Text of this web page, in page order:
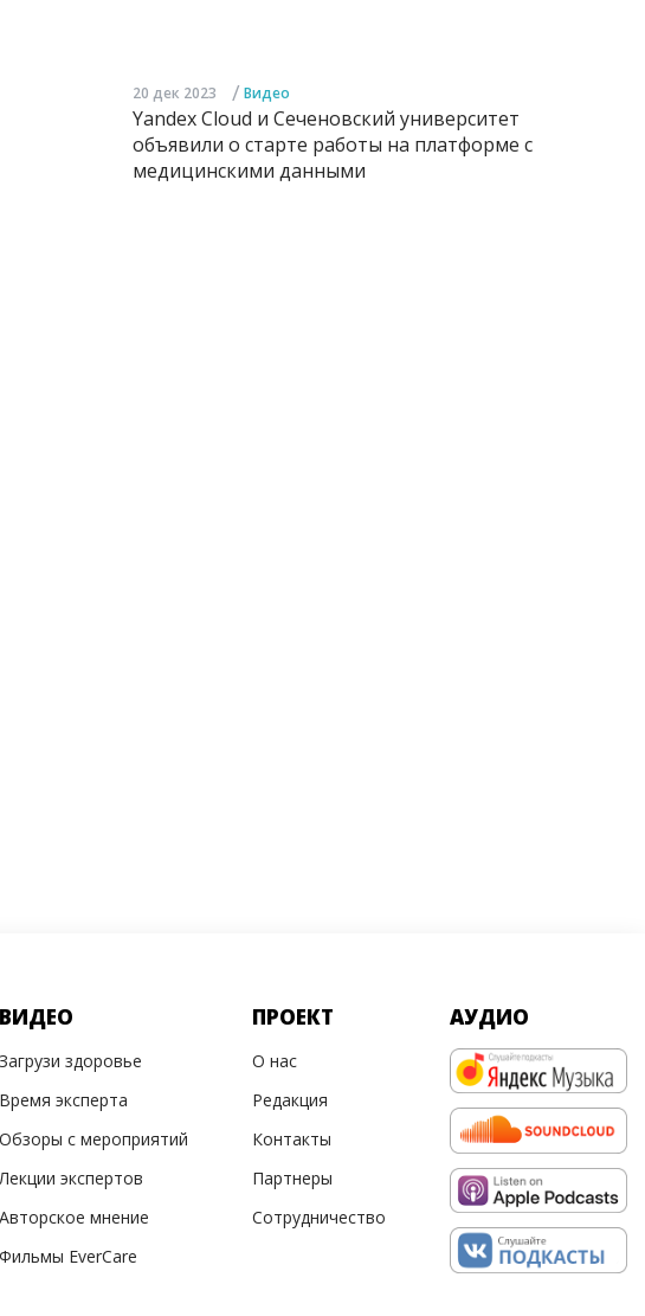
20 дек 2023 / Видео
Yandex Cloud и Сеченовский университет
объявили о старте работы на платформе с
медицинскими данными
ВИДЕО
Загрузи здоровье
Время эксперта
Обзоры с мероприятий
Лекции экспертов
Авторское мнение
Фильмы EverCare
ПРОЕКТ
О нас
Редакция
Контакты
Партнеры
Сотрудничество
АУДИО